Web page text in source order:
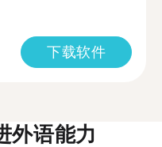
下载软件
外语能力